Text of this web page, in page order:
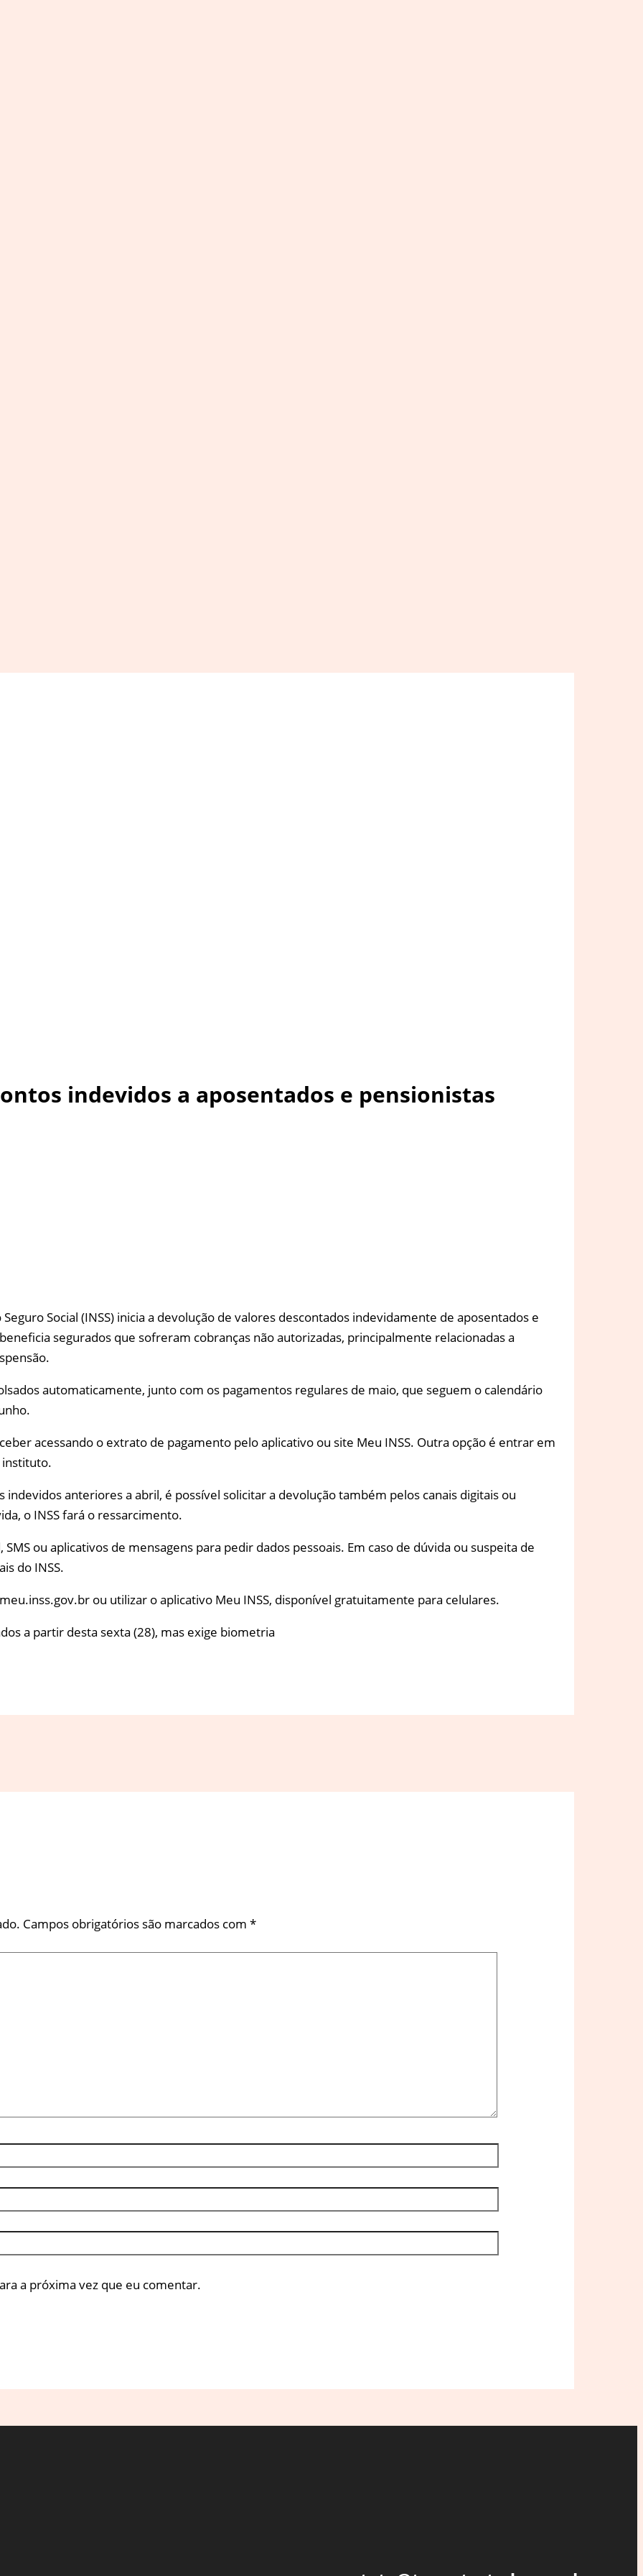
indevidos a aposentados e pensionistas
Social (INSS) inicia a devolução de valores descontados indevidamente de aposentados e
segurados que sofreram cobranças não autorizadas, principalmente relacionadas a
automaticamente, junto com os pagamentos regulares de maio, que seguem o calendário
acessando o extrato de pagamento pelo aplicativo ou site Meu INSS. Outra opção é entrar em
anteriores a abril, é possível solicitar a devolução também pelos canais digitais ou
o INSS fará o ressarcimento.
ou aplicativos de mensagens para pedir dados pessoais. Em caso de dúvida ou suspeita de
do INSS.
ou utilizar o aplicativo Meu INSS, disponível gratuitamente para celulares.
a partir desta sexta (28), mas exige biometria
Campos obrigatórios são marcados com*
a próxima vez que eu comentar.